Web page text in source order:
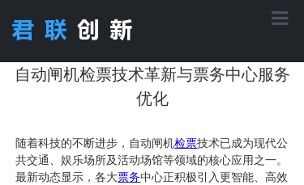
首页
应用方案
自动闸机检票技术革新与票务中心服务
优化
随着科技的不断进步，自动闸机检票技术已成为现代公
共交通、娱乐场所及活动场馆等领域的核心应用之一。
最新动态显示，各大票务中心正积极引入更智能、高效